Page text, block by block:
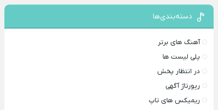
دسته‌بندی‌ها
آهنگ های برتر
پلی لیست ها
در انتظار پخش
رپورتاژ آگهی
ریمیکس های تاپ